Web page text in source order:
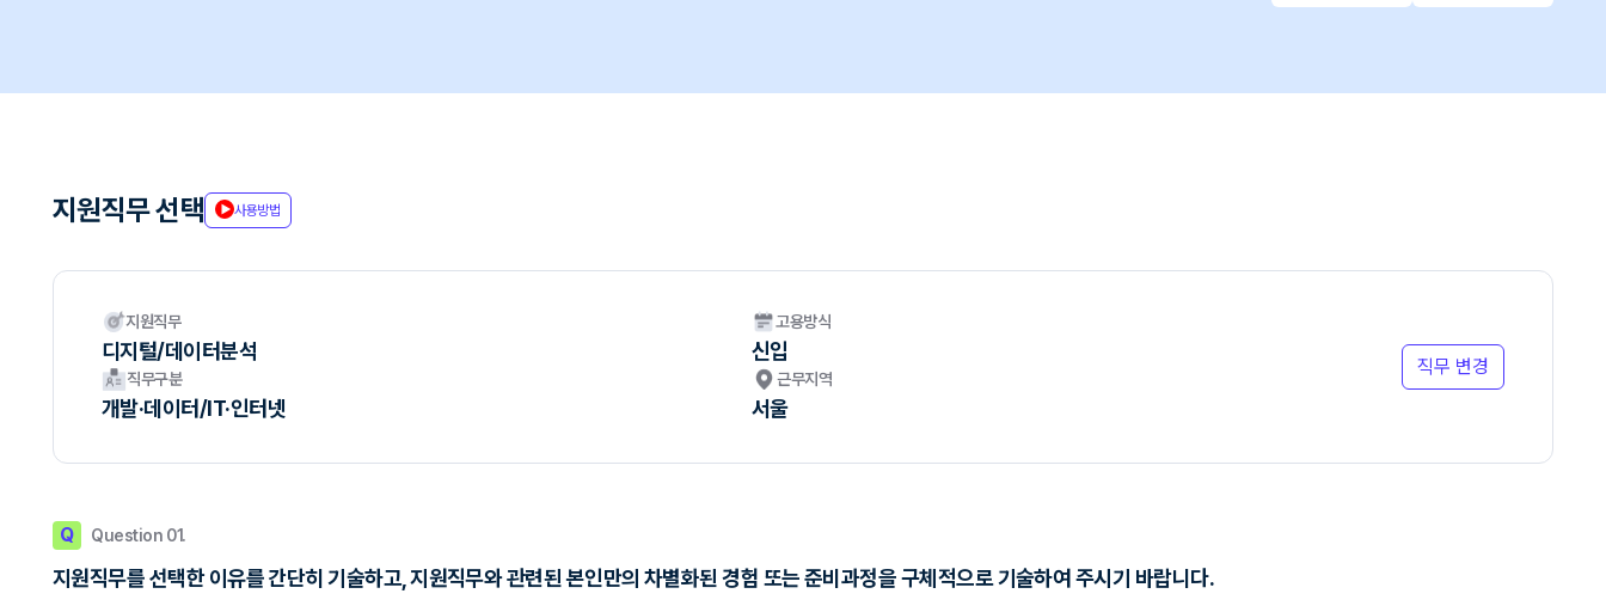
지원직무 선택 사용방법
지원직무
디지털/데이터분석
고용방식
신입
직무구분
개발·데이터/IT·인터넷
근무지역
서울
직무 변경
Q Question 01.
지원직무를 선택한 이유를 간단히 기술하고, 지원직무와 관련된 본인만의 차별화된 경험 또는 준비과정을 구체적으로 기술하여 주시기 바랍니다.